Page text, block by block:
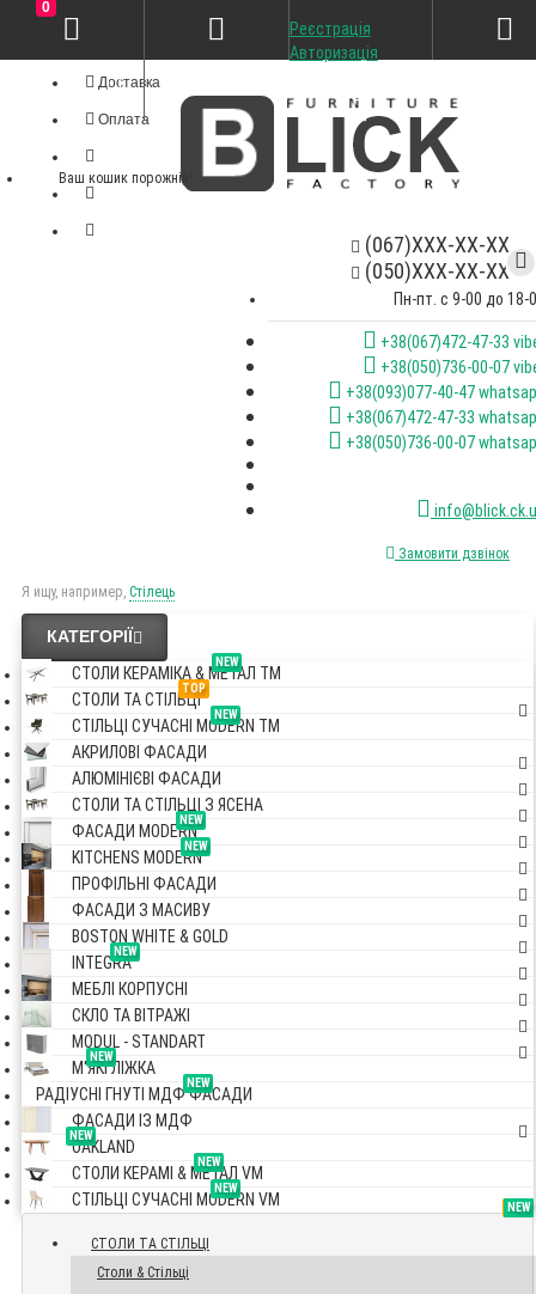
Доставка
Оплата
(067)XXX-XX-XX
(050)XXX-XX-XX
Пн-пт. с 9-00 до 18-
+38(067)472-47-33
+38(050)736-00-07
+38(093)077-40-47
+38(067)472-47-33
+38(050)736-00-07
Замовити дзвінок
Я ищу, например, Стілець
Реєстрація
Авторизація
0
Ваш кошик порожній!
КАТЕГОРІЇ
NEW
СТОЛИ КЕРАМІКА & МЕТАЛ TM
TOP
СТОЛИ ТА СТІЛЬЦІ
NEW
СТІЛЬЦІ СУЧАСНІ MODERN TM
АКРИЛОВІ ФАСАДИ
АЛЮМІНІЄВІ ФАСАДИ
СТОЛИ ТА СТІЛЬЦІ З ЯСЕНА
NEW
ФАСАДИ MODERN
NEW
KITCHENS MODERN
ПРОФІЛЬНІ ФАСАДИ
ФАСАДИ З МАСИВУ
BOSTON WHITE & GOLD
NEW
INTEGRA
МЕБЛІ КОРПУСНІ
СКЛО ТА ВІТРАЖІ
MODUL - STANDART
NEW
М'ЯКІ ЛІЖКА
NEW
РАДІУСНІ ГНУТІ МДФ ФАСАДИ
ФАСАДИ ІЗ МДФ
NEW
OAKLAND
NEW
СТОЛИ КЕРАМІ & МЕТАЛ VM
NEW
СТІЛЬЦІ СУЧАСНІ MODERN VM TOP
СТОЛИ ТА СТІЛЬЦІ
Столи & Стільці
NEW
NEW
NEW